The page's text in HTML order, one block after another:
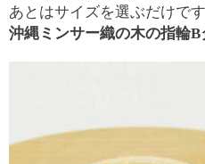
あとはサイズを選ぶだけです
沖縄ミンサー織の木の指輪